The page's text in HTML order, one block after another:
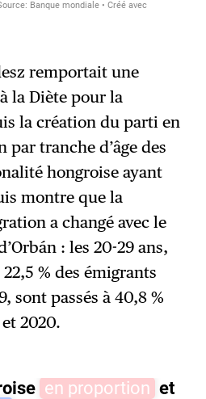
remportait une
la Diète pour la
la création du parti en
par tranche d’âge des
hongroise ayant
montre que la
a changé avec le
: les 20-29 ans,
% des émigrants
sont passés à 40,8 %
2020.